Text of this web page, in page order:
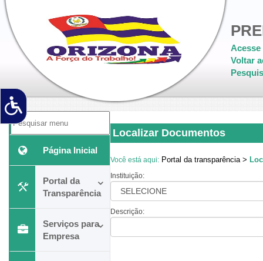
Acesse
Voltar
Página Inicial
Portal da
Transparência
Serviços para
Empresa
Localizar Documentos
Você está aqui: Portal da transparência >
Instituição:
Descrição: